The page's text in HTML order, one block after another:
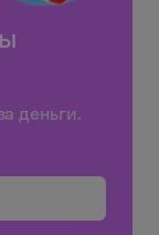
деньги.